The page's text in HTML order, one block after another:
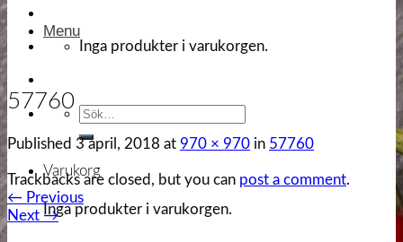
Inga produkter i varukorgen.
Sök
Varukorg
Inga produkter i varukorgen.
Menu
57760
Published 3 april, 2018 at 970 × 970 in 57760
Trackbacks are closed, but you can post a comment.
← Previous
Next →